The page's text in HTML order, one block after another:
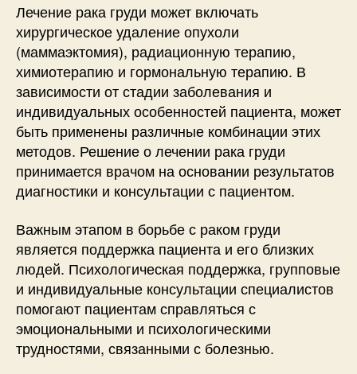
Лечение рака груди может включать
хирургическое удаление опухоли
(маммаэктомия), радиационную терапию,
химиотерапию и гормональную терапию. В
зависимости от стадии заболевания и
индивидуальных особенностей пациента, может
быть применены различные комбинации этих
методов. Решение о лечении рака груди
принимается врачом на основании результатов
диагностики и консультации с пациентом.
Важным этапом в борьбе с раком груди
является поддержка пациента и его близких
людей. Психологическая поддержка, групповые
и индивидуальные консультации специалистов
помогают пациентам справляться с
эмоциональными и психологическими
трудностями, связанными с болезнью.